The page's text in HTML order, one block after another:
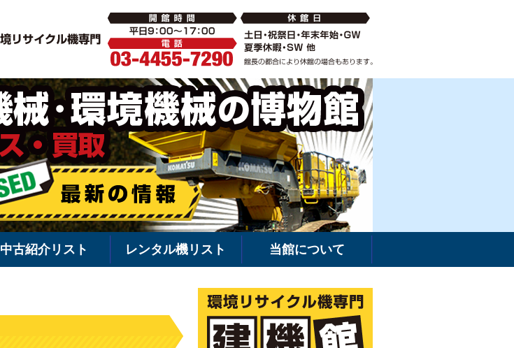
中古紹介リスト レンタル機リスト 当館について